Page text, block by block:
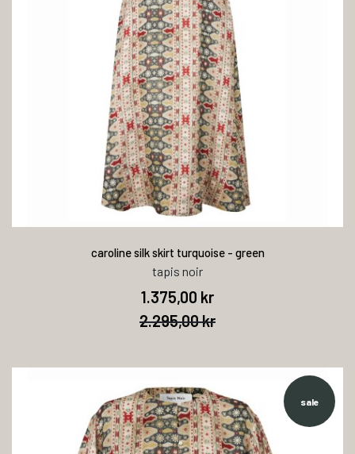
caroline silk skirt turquoise - green
tapis noir
1.375,00 kr
2.295,00 kr
sale